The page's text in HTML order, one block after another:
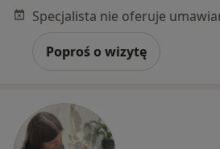
Poproś o wizytę